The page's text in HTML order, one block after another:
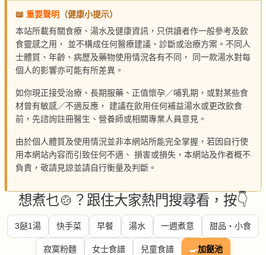
📖 重要聲明
（健康小提示）
本站所載有關食療、湯水及健康資訊，只供讀者作一般參考及飲
食靈感之用， 並不構成任何醫療建議、診斷或治療方案。不同人
士體質、年齡、病歷及藥物使用情況各有不同， 同一款湯水對每
個人的影響亦可能有所差異。
如你現正接受治療、長期服藥、正值懷孕／哺乳期，或對某些食
材曾有敏感／不適反應， 建議在飲用任何補益湯水或更改飲食
前，先諮詢註冊醫生、營養師或相關專業人員意見。
由於個人體質及使用情況並非本網站所能完全掌握，若因自行使
用本網站內容而引致任何不適、 損害或損失，本網站及作者概不
負責，敬請見諒並請自行衡量及判斷。
想煮乜🍲？跟住大家熱門搜尋看，按👇
3餸1湯 快手菜 早餐 湯水 一週煮意 甜品・小食
寂寞粉麵 女士食譜 兒童食譜 🍳加餸池